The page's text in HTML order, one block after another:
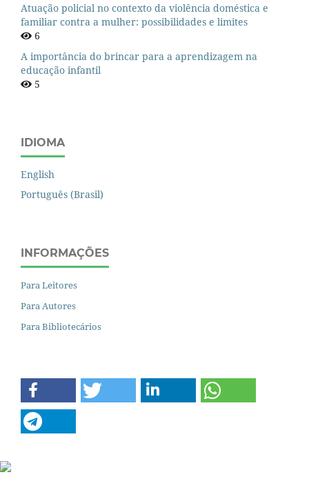
Atuação policial no contexto da violência doméstica e
familiar contra a mulher: possibilidades e limites
6
A importância do brincar para a aprendizagem na
educação infantil
5
IDIOMA
English
Português (Brasil)
INFORMAÇÕES
Para Leitores
Para Autores
Para Bibliotecários